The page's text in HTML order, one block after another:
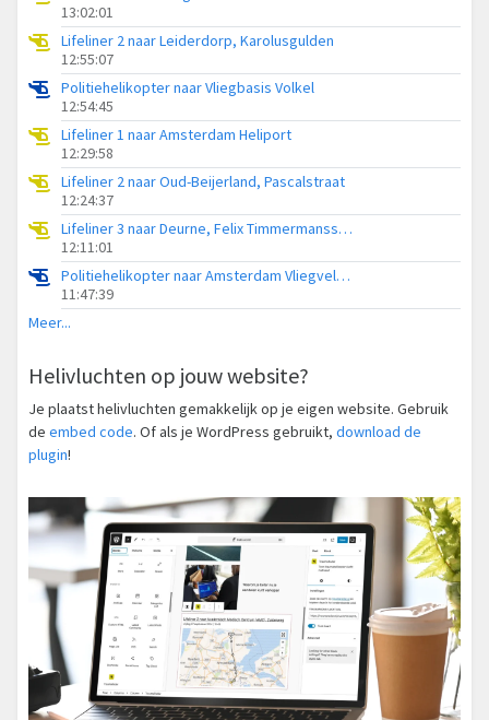
13:02:01
Lifeliner 2 naar Leiderdorp, Karolusgulden
12:55:07
Politiehelikopter naar Vliegbasis Volkel
12:54:45
Lifeliner 1 naar Amsterdam Heliport
12:29:58
Lifeliner 2 naar Oud-Beijerland, Pascalstraat
12:24:37
Lifeliner 3 naar Deurne, Felix Timmermansstraat
12:11:01
Politiehelikopter naar Amsterdam Vliegveld Schiphol
11:47:39
Meer...
Helivluchten op jouw website?
Je plaatst helivluchten gemakkelijk op je eigen website. Gebruik
de embed code. Of als je WordPress gebruikt, download de
plugin!